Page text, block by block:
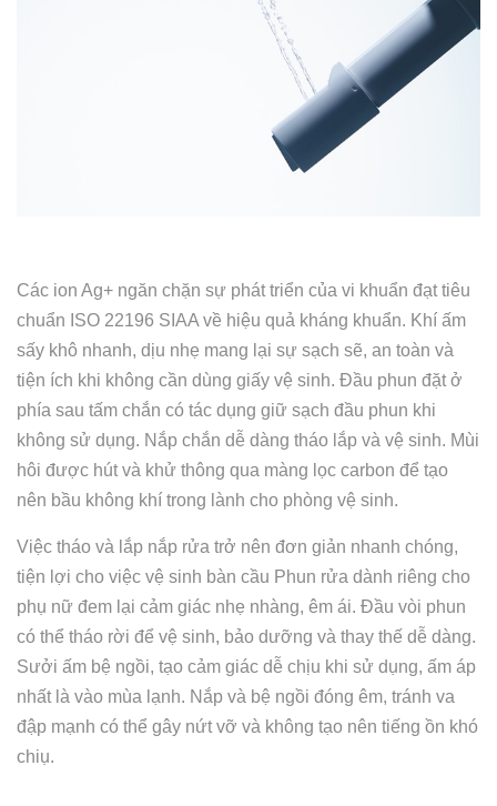
Các ion Ag+ ngăn chặn sự phát triển của vi khuẩn đạt tiêu
chuẩn ISO 22196 SIAA về hiệu quả kháng khuẩn. Khí ấm
sấy khô nhanh, dịu nhẹ mang lại sự sạch sẽ, an toàn và
tiện ích khi không cần dùng giấy vệ sinh. Đầu phun đặt ở
phía sau tấm chắn có tác dụng giữ sạch đầu phun khi
không sử dụng. Nắp chắn dễ dàng tháo lắp và vệ sinh. Mùi
hôi được hút và khử thông qua màng lọc carbon để tạo
nên bầu không khí trong lành cho phòng vệ sinh.
Việc tháo và lắp nắp rửa trở nên đơn giản nhanh chóng,
tiện lợi cho việc vệ sinh bàn cầu Phun rửa dành riêng cho
phụ nữ đem lại cảm giác nhẹ nhàng, êm ái. Đầu vòi phun
có thể tháo rời để vệ sinh, bảo dưỡng và thay thế dễ dàng.
Sưởi ấm bệ ngồi, tạo cảm giác dễ chịu khi sử dụng, ấm áp
nhất là vào mùa lạnh. Nắp và bệ ngồi đóng êm, tránh va
đập mạnh có thể gây nứt vỡ và không tạo nên tiếng ồn khó
chiụ.